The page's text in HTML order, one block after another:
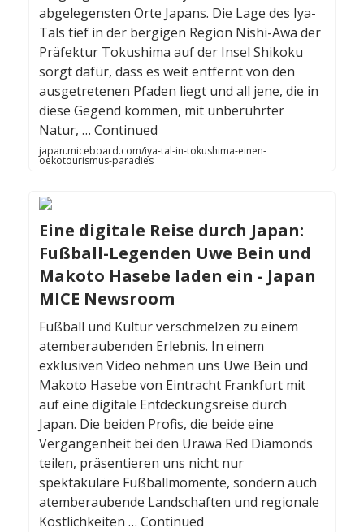
abgelegensten Orte Japans. Die Lage des Iya-
Tals tief in der bergigen Region Nishi-Awa der
Präfektur Tokushima auf der Insel Shikoku
sorgt dafür, dass es weit entfernt von den
ausgetretenen Pfaden liegt und all jene, die in
diese Gegend kommen, mit unberührter
Natur, … Continued
japan.miceboard.com/iya-tal-in-tokushima-einen-
oekotourismus-paradies
Eine digitale Reise durch Japan:
Fußball-Legenden Uwe Bein und
Makoto Hasebe laden ein - Japan
MICE Newsroom
Fußball und Kultur verschmelzen zu einem
atemberaubenden Erlebnis. In einem
exklusiven Video nehmen uns Uwe Bein und
Makoto Hasebe von Eintracht Frankfurt mit
auf eine digitale Entdeckungsreise durch
Japan. Die beiden Profis, die beide eine
Vergangenheit bei den Urawa Red Diamonds
teilen, präsentieren uns nicht nur
spektakuläre Fußballmomente, sondern auch
atemberaubende Landschaften und regionale
Köstlichkeiten … Continued